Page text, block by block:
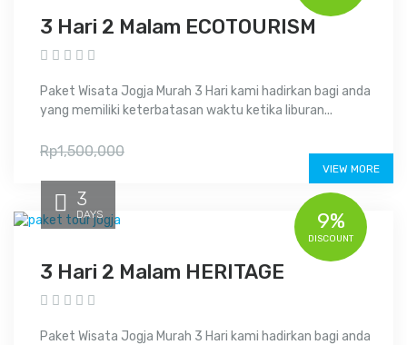
3 Hari 2 Malam ECOTOURISM
Paket Wisata Jogja Murah 3 Hari kami hadirkan bagi anda
yang memiliki keterbatasan waktu ketika liburan...
Rp1,500,000
VIEW MORE
3
DAYS
3 Hari 2 Malam HERITAGE
Paket Wisata Jogja Murah 3 Hari kami hadirkan bagi anda
9%
DISCOUNT